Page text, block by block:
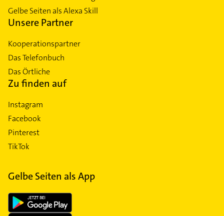
Gelbe Seiten als Alexa Skill
Unsere Partner
Kooperationspartner
Das Telefonbuch
Das Örtliche
Zu finden auf
Instagram
Facebook
Pinterest
TikTok
Gelbe Seiten als App